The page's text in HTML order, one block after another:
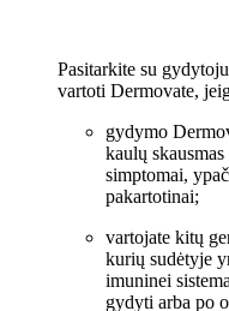
Pasitarkite su
vartoti Dermovate,
gydymo
kaulų
simptomai,
pakartotinai;
vartojate kitų
kurių sudėtyje
imuninei
gydyti arba po